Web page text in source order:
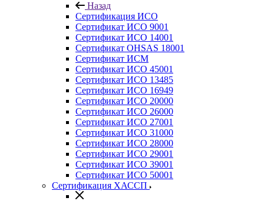
Назад
Сертификация ИСО
Сертификат ИСО 9001
Сертификат ИСО 14001
Сертификат OHSAS 18001
Сертификат ИСМ
Сертификат ИСО 45001
Сертификат ИСО 13485
Сертификат ИСО 16949
Сертификат ИСО 20000
Сертификат ИСО 26000
Сертификат ИСО 27001
Сертификат ИСО 31000
Сертификат ИСО 28000
Сертификат ИСО 29001
Сертификат ИСО 39001
Сертификат ИСО 50001
Сертификация ХАССП